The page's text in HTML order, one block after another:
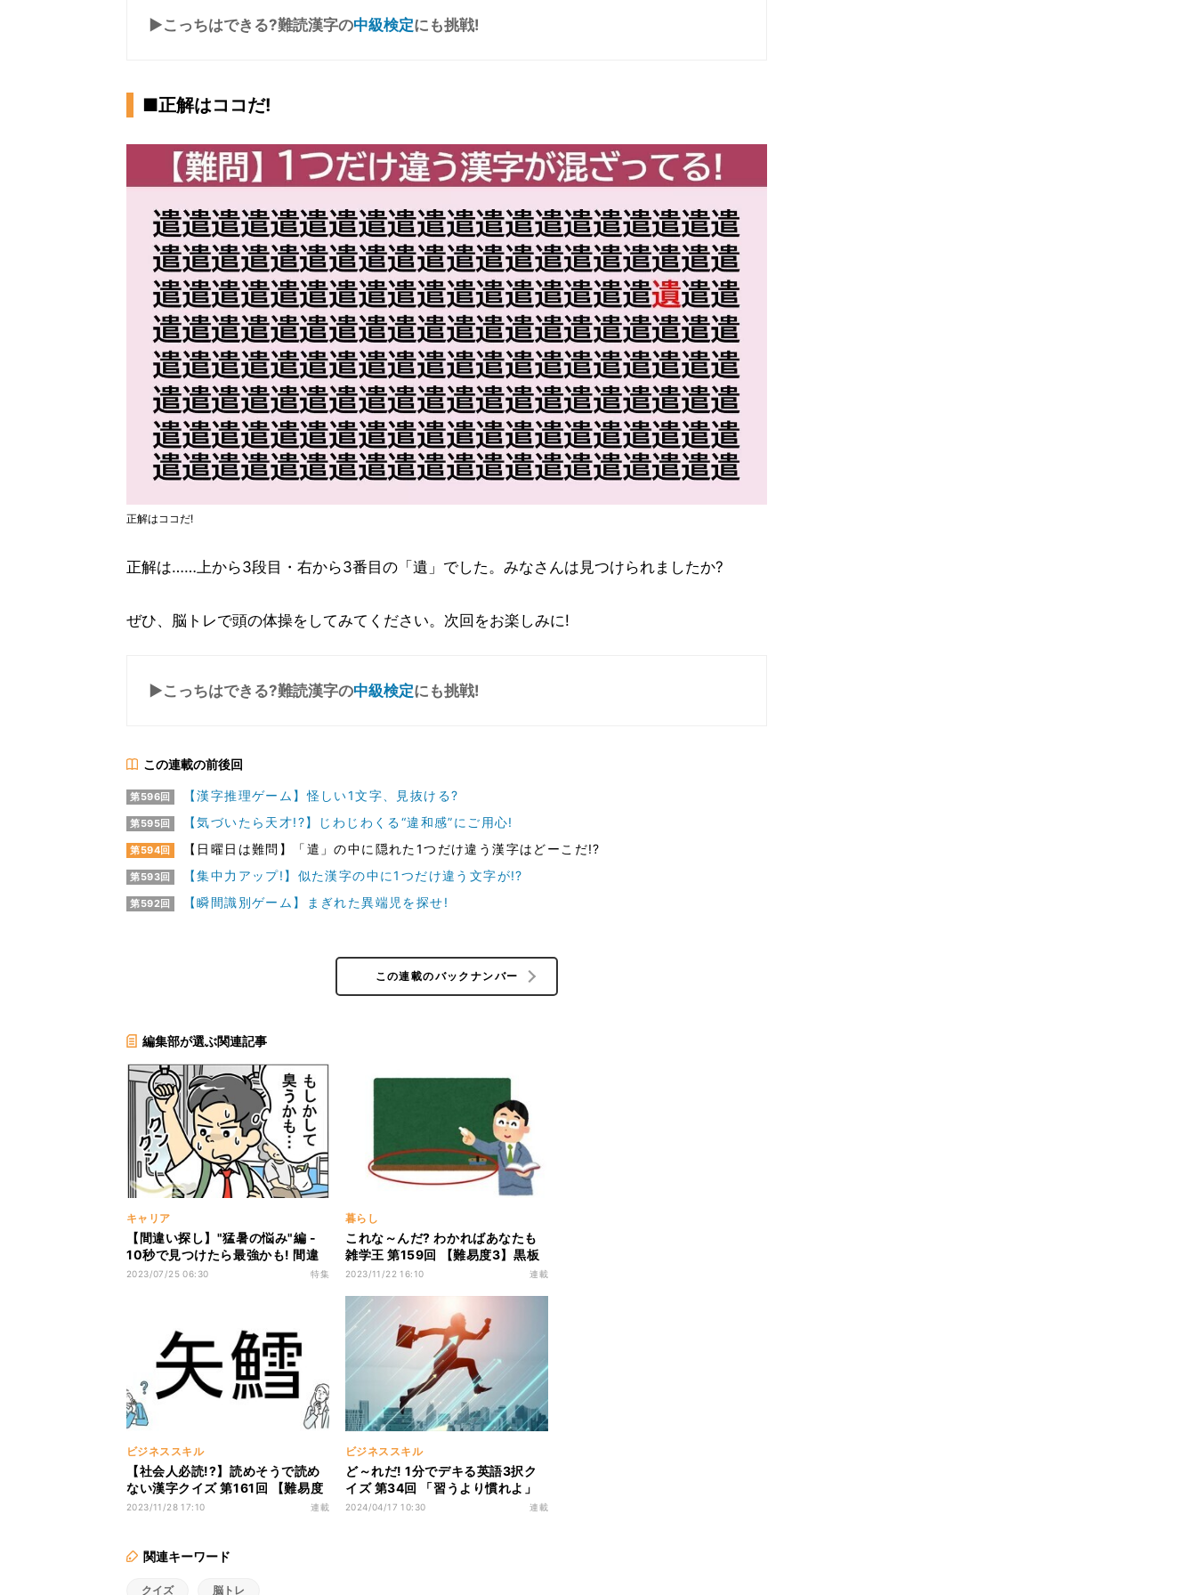
▶こっちはできる?難読漢字の中級検定にも挑戦!
■正解はココだ!
正解はココだ!
正解は……上から3段目・右から3番目の「遺」でした。みなさんは見つけられましたか?
ぜひ、脳トレで頭の体操をしてみてください。次回をお楽しみに!
▶こっちはできる?難読漢字の中級検定にも挑戦!
この連載の前後回
第596回 【漢字推理ゲーム】怪しい1文字、見抜ける?
第595回 【気づいたら天才!?】じわじわくる“違和感”にご用心!
第594回 【日曜日は難問】「遣」の中に隠れた1つだけ違う漢字はどーこだ!?
第593回 【集中力アップ!】似た漢字の中に1つだけ違う文字が!?
第592回 【瞬間識別ゲーム】まぎれた異端児を探せ!
この連載のバックナンバー
編集部が選ぶ関連記事
キャリア
【間違い探し】"猛暑の悩み"編 -
10秒で見つけたら最強かも! 間違
いだらけの新入社員
2023/07/25 06:30 特集
暮らし
これな～んだ? わかればあなたも
雑学王 第159回 【難易度3】黒板
下にある“チョークなどを置く場
2023/11/22 16:10 連載
ビジネススキル
【社会人必読!?】読めそうで読め
ない漢字クイズ 第161回 【難易度
4】なんと読むでしょう!? - 読めた
2023/11/28 17:10 連載
ビジネススキル
ど～れだ! 1分でデキる英語3択ク
イズ 第34回 「習うより慣れよ」
を英語でいえる? - 解けたらスゴ
2024/04/17 10:30 連載
関連キーワード
クイズ 脳トレ